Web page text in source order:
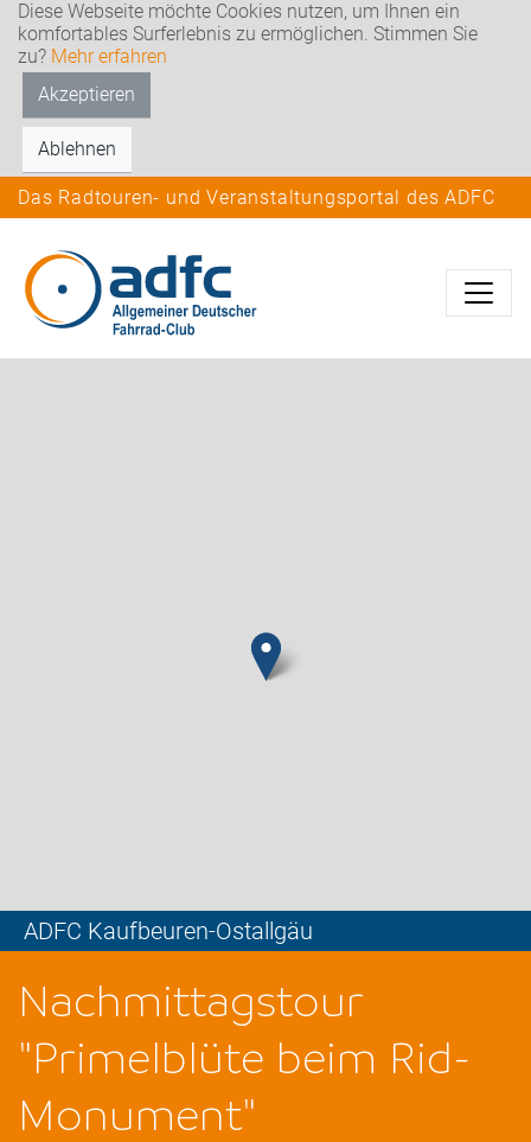
Diese Webseite möchte Cookies nutzen, um Ihnen ein
komfortables Surferlebnis zu ermöglichen. Stimmen Sie
zu? Mehr erfahren
Akzeptieren
Ablehnen
Das Radtouren- und Veranstaltungsportal des ADFC
ADFC Kaufbeuren-Ostallgäu
Nachmittagstour
"Primelblüte beim Rid-
Monument"